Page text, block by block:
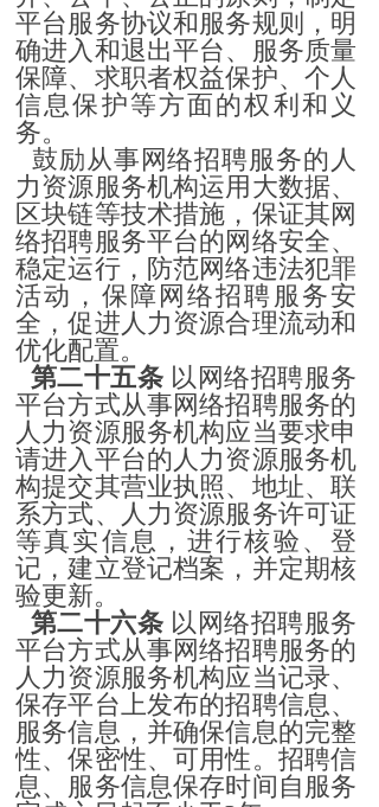
平台服务协议和服务规则，明
确进入和退出平台、服务质量
保障、求职者权益保护、个人
信息保护等方面的权利和义
务。
鼓励从事网络招聘服务的人
力资源服务机构运用大数据、
区块链等技术措施，保证其网
络招聘服务平台的网络安全、
稳定运行，防范网络违法犯罪
活动，保障网络招聘服务安
全，促进人力资源合理流动和
优化配置。
第二十五条 以网络招聘服务
平台方式从事网络招聘服务的
人力资源服务机构应当要求申
请进入平台的人力资源服务机
构提交其营业执照、地址、联
系方式、人力资源服务许可证
等真实信息，进行核验、登
记，建立登记档案，并定期核
验更新。
第二十六条 以网络招聘服务
平台方式从事网络招聘服务的
人力资源服务机构应当记录、
保存平台上发布的招聘信息、
服务信息，并确保信息的完整
性、保密性、可用性。招聘信
息、服务信息保存时间自服务